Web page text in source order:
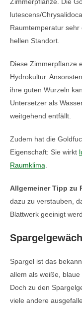
lutescens/
Raumtemperatur
hellen Standort.
Diese Zimmerpflanze
Hydrokultur.
ihre guten Wurzeln
Untersetzer als
weitgehend entfällt.
Zudem hat die
Eigenschaft: Sie wirkt
Raumklima
Allgemeiner Tipp zu
dazu zu verstauben,
Blattwerk geeinigt
Spargel ist das
allem als weiße, blaue
Doch zu den
viele andere